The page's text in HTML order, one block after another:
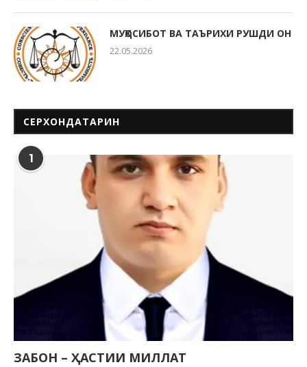
МУҲОСИБОТ ВА ТАЪРИХИ РУШДИ ОН
22.05.2026
СЕРХОНДАТАРИН
1
ЗАБОН – ҲАСТИИ МИЛЛАТ